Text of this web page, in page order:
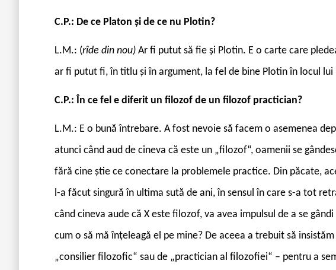
C.P.: De ce Platon și de ce nu Plotin?
L.M.: (rîde din nou) Ar fi putut să fie și Plotin. E o carte care
ar fi putut fi, în titlu și în argument, la fel de bine Plotin în locul lui
C.P.: În ce fel e diferit un filozof de un filozof practician?
L.M.: E o bună întrebare. A fost nevoie să facem o asemenea
atunci când aud de cineva că este un „filozof“, oamenii se
fără cine știe ce conectare la problemele practice. Din păcate,
l-a făcut singură în ultima sută de ani, în sensul în care s-a tot
când cineva aude că X este filozof, va avea impulsul de a se
cum o să mă înțeleagă el pe mine? De aceea a trebuit să
„consilier filozofic“ sau de „practician al filozofiei“ – pentru a